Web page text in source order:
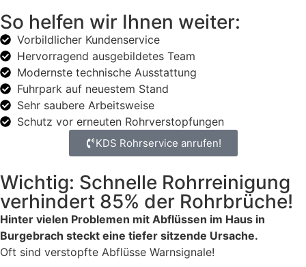
So helfen wir Ihnen weiter:
Vorbildlicher Kundenservice
Hervorragend ausgebildetes Team
Modernste technische Ausstattung
Fuhrpark auf neuestem Stand
Sehr saubere Arbeitsweise
Schutz vor erneuten Rohrverstopfungen
KDS Rohrservice anrufen!
Wichtig: Schnelle Rohrreinigung
verhindert 85% der Rohrbrüche!
Hinter vielen Problemen mit Abflüssen im Haus in
Burgebrach steckt eine tiefer sitzende Ursache.
Oft sind verstopfte Abflüsse Warnsignale!